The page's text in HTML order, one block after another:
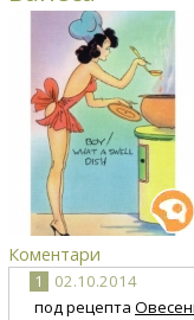
Коментари
1
02.10.2014
под рецепта